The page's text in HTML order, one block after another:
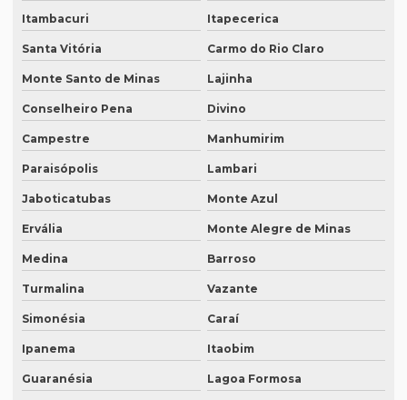
Intérprete inglês espanhol português
Intérprete de inglês em porto alegre
Intérprete de inglês português
Interprete de italiano profissional
Intérprete japonês português
Intérprete mandarim português
Intérprete de negócios
Intérprete para palestras
Intérprete português chinês
Intérprete português inglês profissional
Intérprete português japonês
Itambacuri Itapecerica
Santa Vitória Carmo do Rio Claro
Monte Santo de Minas Lajinha
Conselheiro Pena Divino
Campestre Manhumirim
Paraisópolis Lambari
Jaboticatubas Monte Azul
Ervália Monte Alegre de Minas
Medina Barroso
Turmalina Vazante
Simonésia Caraí
Ipanema Itaobim
Guaranésia Lagoa Formosa